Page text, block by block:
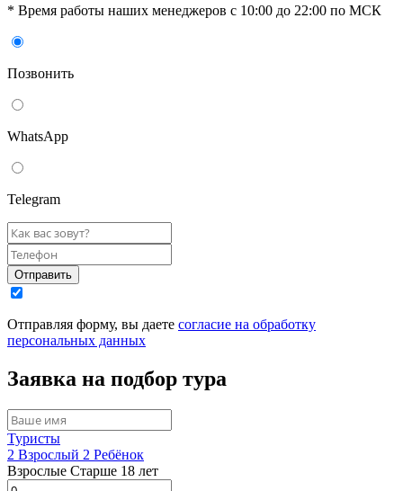
* Время работы наших менеджеров с 10:00 до 22:00 по МСК
Позвонить
WhatsАpp
Telegram
Отправить
Отправляя форму, вы даете согласие на обработку
персональных данных
Заявка на подбор тура
Туристы
2 Взрослый 2 Ребёнок
Взрослые Старше 18 лет